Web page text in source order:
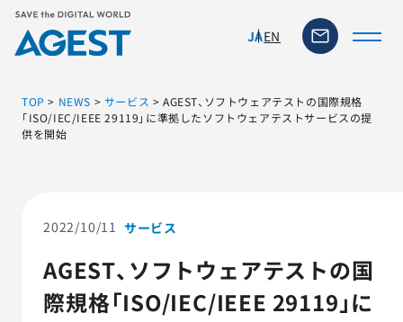
JAEN
TFACT (AIテストツール)
TOP > NEWS > サービス >AGEST、ソフトウェアテストの国際規格
「ISO/IEC/IEEE 29119」に準拠したソフトウェアテストサービスの提
供を開始
2022/10/11 サービス
AGEST、ソフトウェアテストの国
際規格「ISO/IEC/IEEE 29119」に